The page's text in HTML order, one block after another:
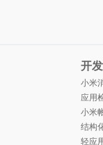
开
小米
应用
小米
结构
轻应